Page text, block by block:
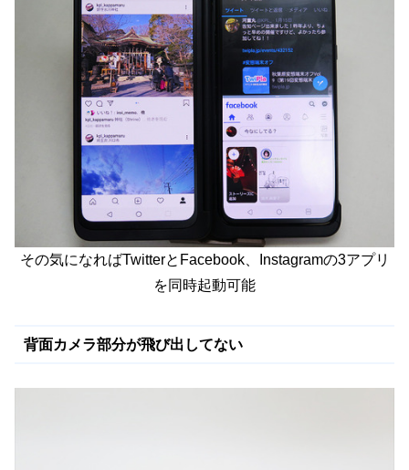
その気になればTwitterとFacebook、Instagramの3アプリ
を同時起動可能
背面カメラ部分が飛び出してない